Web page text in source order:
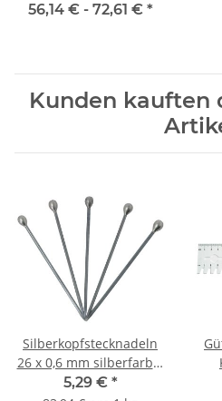
56,14 € - 72,61 € *
Kunden kauften
Silberkopfstecknadeln
26 x 0,6 mm silberfarbig
1.000 Stück (63 g)
5,29 € *